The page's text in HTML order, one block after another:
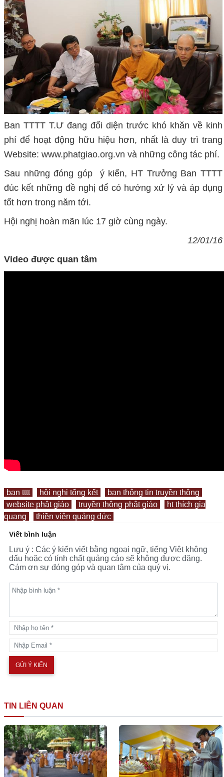
Ban TTTT T.Ư đang đối diện trước khó khăn về kinh
phí để hoạt động hữu hiệu hơn, nhất là duy trì trang
Website: www.phatgiao.org.vn và những công tác phí.
Sau những đóng góp ý kiến, HT Trưởng Ban TTTT
đúc kết những đề nghị để có hướng xử lý và áp dụng
tốt hơn trong năm tới.
Hội nghị hoàn mãn lúc 17 giờ cùng ngày.
12/01/16
Video được quan tâm
ban tttt hội nghị tổng kết
ban thông tin truyền thông
website phật giáo
truyền thông phật giáo
ht thích gia
quang
thiền viện quảng đức
Viết bình luận
Lưu ý : Các ý kiến viết bằng ngoại ngữ, tiếng Việt không
dấu hoặc có tính chất quảng cáo sẽ không được đăng.
Cám ơn sự đóng góp và quan tâm của quý vị.
TIN LIÊN QUAN